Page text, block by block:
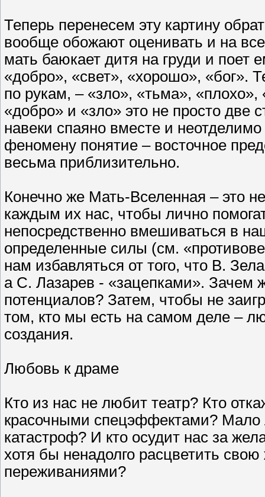
Теперь перенесем эту картину
вообще обожают оценивать и на
мать баюкает дитя на груди и поет
«добро», «свет», «хорошо», «бог».
по рукам, – «зло», «тьма»,
«добро» и «зло» это не просто две
навеки спаяно вместе и
феномену понятие – восточное
весьма приблизительно.
Конечно же Мать-Вселенная – это
каждым их нас, чтобы лично
непосредственно вмешиваться в
определенные силы (см.
нам избавляться от того, что В.
а С. Лазарев - «зацепками». Зачем
потенциалов? Затем, чтобы не
том, кто мы есть на самом деле –
создания.
Любовь к драме
Кто из нас не любит театр? Кто
красочными спецэффектами?
катастроф? И кто осудит нас за
хотя бы ненадолго расцветить
переживаниями?